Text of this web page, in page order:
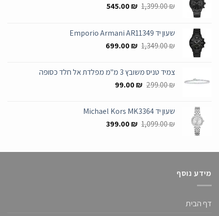
1,399.00₪
המחיר
1,399.00 ₪.
545.00₪
המחיר
545.00 ₪.
שעון יד Emporio Armani AR11349
1,349.00₪
המחיר
1,349.00 ₪.
699.00₪
המחיר
699.00 ₪.
צמיד טניס משובץ 3 מ"מ מפלדת אל חלד כסופה
299.00₪
המחיר
299.00 ₪.
99.00₪
המחיר
99.00 ₪.
שעון יד Michael Kors MK3364
1,099.00₪
המחיר
1,099.00 ₪.
399.00₪
המחיר
399.00 ₪.
מידע נוסף
דף הבית